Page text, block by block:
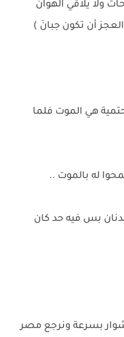
ولا يلاقي الهوانٓ
أن تكون جبانٓ )
هي الموت فلما
له بالموت ..
بس فيه حد كان
بسرعة ونرجع مصر